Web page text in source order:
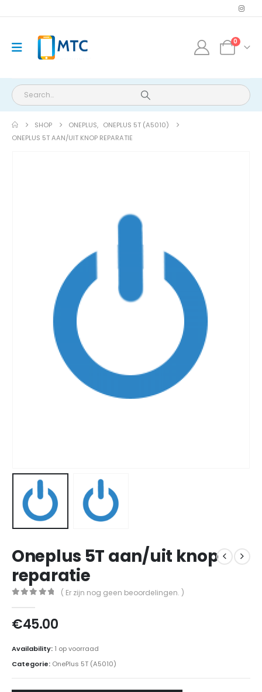
0
SHOP ONEPLUS, ONEPLUS 5T (A5010)
ONEPLUS 5T AAN/UIT KNOP REPARATIE
Oneplus 5T aan/uit knop
reparatie
( Er zijn nog geen beoordelingen. )
€45.00
Availability: 1 op voorraad
Categorie: OnePlus 5T (A5010)